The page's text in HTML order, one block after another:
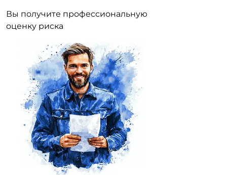
Вы получите профессиональную
оценку риска